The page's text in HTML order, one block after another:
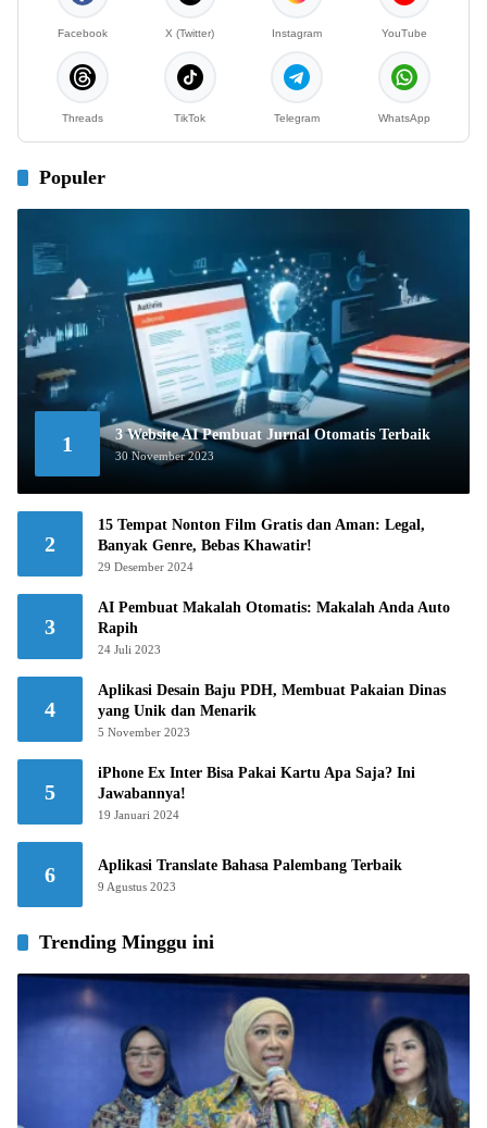
Facebook X (Twitter) Instagram YouTube
Threads TikTok Telegram WhatsApp
Populer
1 3 Website AI Pembuat Jurnal Otomatis Terbaik
30 November 2023
2
15 Tempat Nonton Film Gratis dan Aman: Legal,
Banyak Genre, Bebas Khawatir!
29 Desember 2024
3
AI Pembuat Makalah Otomatis: Makalah Anda Auto
Rapih
24 Juli 2023
4
Aplikasi Desain Baju PDH, Membuat Pakaian Dinas
yang Unik dan Menarik
5 November 2023
5
iPhone Ex Inter Bisa Pakai Kartu Apa Saja? Ini
Jawabannya!
19 Januari 2024
6 Aplikasi Translate Bahasa Palembang Terbaik
9 Agustus 2023
Trending Minggu ini